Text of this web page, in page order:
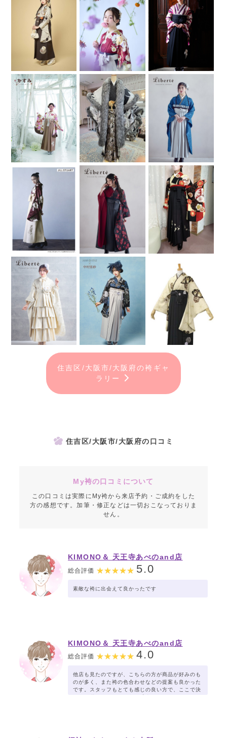
住吉区/大阪市/大阪府の袴ギャ
ラリー
住吉区/大阪市/大阪府の口コミ
My袴の口コミについて
この口コミは実際にMy袴から来店予約・ご成約をした
方の感想です。加筆・修正などは一切おこなっておりま
せん。
KIMONO＆ 天王寺あべのand店
総合評価 5.0
素敵な袴に出会えて良かったです
KIMONO＆ 天王寺あべのand店
総合評価 4.0
他店も見たのですが、こちらの方が商品が好みのも
のが多く、また袴の色合わせなどの提案も良かった
です。スタッフもとても感じの良い方で、ここで決